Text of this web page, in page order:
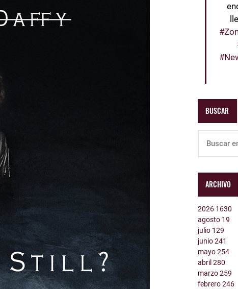
BUSCAR
ARCHIVO
2026 1630
agosto 19
julio 129
junio241
mayo254
abril280
marzo259
febrero246